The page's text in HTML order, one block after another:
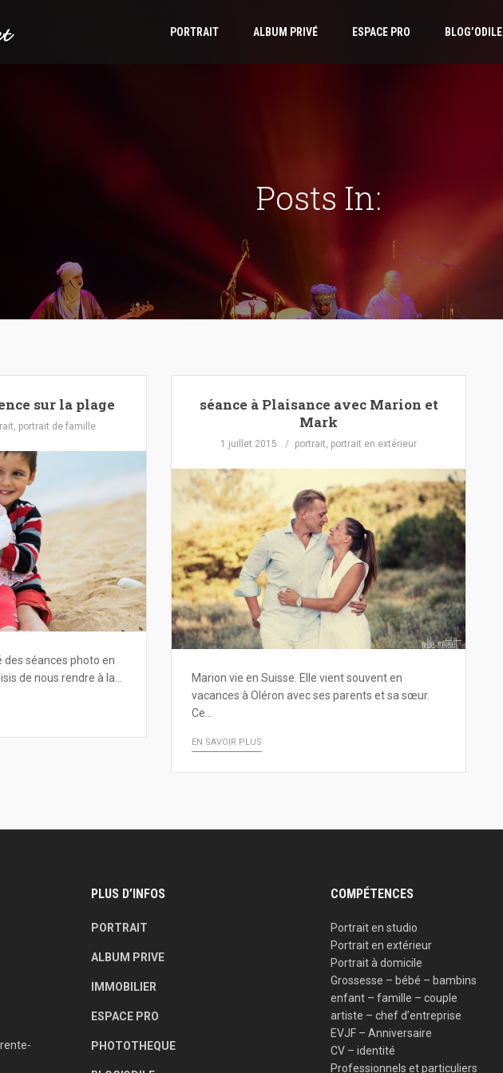
PORTRAIT ALBUM PRIVÉ ESPACE PRO BLOG’ODILE
Posts In:
sur la plage
, portrait de famille
des séances photo en
de nous rendre à la…
séance à Plaisance avec Marion et
Mark
1 juillet 2015 portrait, portrait en extérieur
Marion vie en Suisse. Elle vient souvent en
vacances à Oléron avec ses parents et sa sœur.
Ce…
EN SAVOIR PLUS
PLUS D’INFOS
PORTRAIT
ALBUM PRIVE
IMMOBILIER
ESPACE PRO
PHOTOTHEQUE
COMPÉTENCES
Portrait en studio
Portrait en extérieur
Portrait à domicile
Grossesse – bébé – bambins
enfant – famille – couple
artiste – chef d’entreprise
EVJF – Anniversaire
CV – identité
Professionnels et particuliers